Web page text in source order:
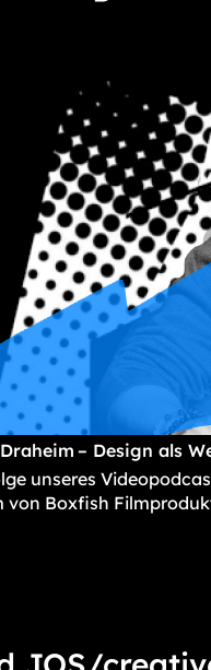
– Design als
unseres
von Boxfish